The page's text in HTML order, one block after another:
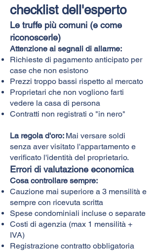
checklist dell'esperto
Le truffe più comuni (e come
riconoscerle)
Attenzione ai segnali di allarme:
Richieste di pagamento anticipato per
case che non esistono
Prezzi troppo bassi rispetto al mercato
Proprietari che non vogliono farti
vedere la casa di persona
Contratti non registrati o "in nero"
La regola d'oro: Mai versare soldi
senza aver visitato l'appartamento e
verificato l'identità del proprietario.
Errori di valutazione economica
Cosa controllare sempre:
Cauzione mai superiore a 3 mensilità e
sempre con ricevuta scritta
Spese condominiali incluse o separate
Costi di agenzia (max 1 mensilità +
IVA)
Registrazione contratto obbligatoria